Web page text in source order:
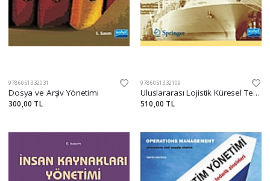
9786051332031
Dosya ve Arşiv Yönetimi
300,00 TL
9786051332109
Uluslararası Lojistik Küresel Tedarik Zinciri Yönetimi
510,00 TL